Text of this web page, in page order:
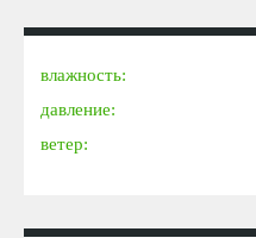
влажность:
давление:
ветер: